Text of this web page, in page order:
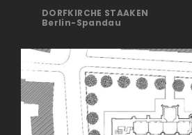
DORFKIRCHE STAAKEN
Berlin-Spandau